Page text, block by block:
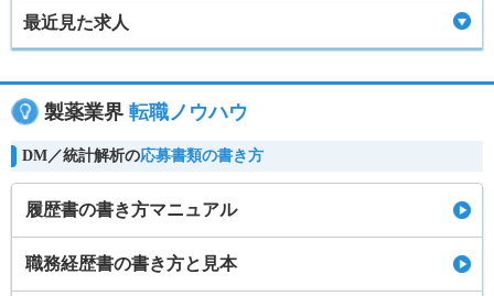
最近見た求人
製薬業界 転職ノウハウ
DM／統計解析の応募書類の書き方
履歴書の書き方マニュアル
職務経歴書の書き方と見本